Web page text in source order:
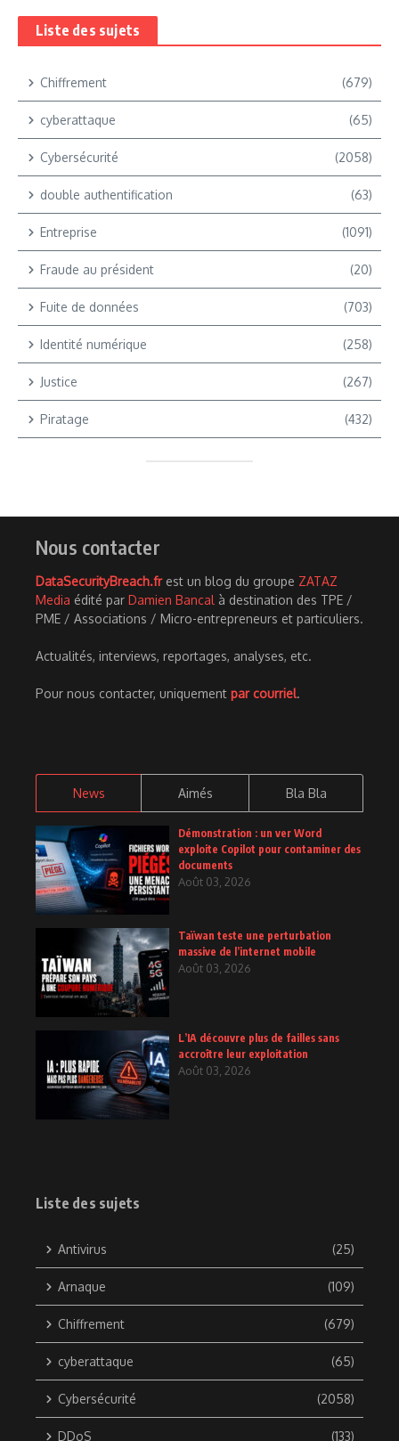
Liste des sujets
Chiffrement (679)
cyberattaque (65)
Cybersécurité (2058)
double authentification (63)
Entreprise (1091)
Fraude au président (20)
Fuite de données (703)
Identité numérique (258)
Justice (267)
Piratage (432)
Nous contacter
DataSecurityBreach.frest un blog du groupe ZATAZ
Media édité par Damien Bancal à destination des TPE /
PME / Associations / Micro-entrepreneurs et particuliers.
Actualités, interviews, reportages, analyses, etc.
Pour nous contacter, uniquement par courriel.
News Aimés Bla Bla
Démonstration : un ver Word
exploite Copilot pour contaminer des
documents
Août 03, 2026
Taïwan teste une perturbation
massive de l’internet mobile
Août 03, 2026
L’IA découvre plus de failles sans
accroître leur exploitation
Août 03, 2026
Liste des sujets
Antivirus (25)
Arnaque (109)
Chiffrement (679)
cyberattaque (65)
Cybersécurité (2058)
DDoS (133)